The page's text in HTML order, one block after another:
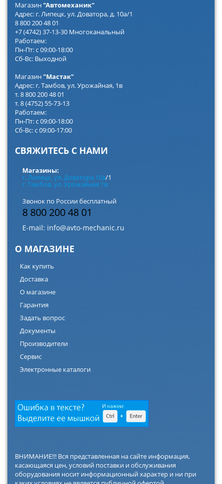
Магазин"Автомеханик"
Адрес: г. Липецк, ул. Доватора, д. 10а/1
8 800 200 48 01
+7 (4742) 37-13-30 Многоканальный
Работаем:
Пн-Пт: с 09:00-18:00
Сб-Вс: Выходной
Магазин"Мастак"
Адрес: г. Тамбов, ул. Урожайная, 1в
т. 8 800 200 48 01
т. 8 (4752) 55-73-13
Работаем:
Пн-Пт: с 09:00-18:00
Сб-Вс: с 09:00-17:00
СВЯЖИТЕСЬ С НАМИ
Магазины:
г. Липецк, ул. Доватора 10а/1
г. Тамбов, ул. Урожайная 1в
Звонок по России бесплатный
8 800 200 48 01
E-mail: info@avto-mechanic.ru
О МАГАЗИНЕ
Как купить
Доставка
О магазине
Гарантия
Задать вопрос
Документы
Производители
Сервис
Электронные каталоги
ВНИМАНИЕ!!! Вся представленная на сайте информация,
касающаяся цен, условий поставки и обслуживания
оборудования носит информационный характер и ни при